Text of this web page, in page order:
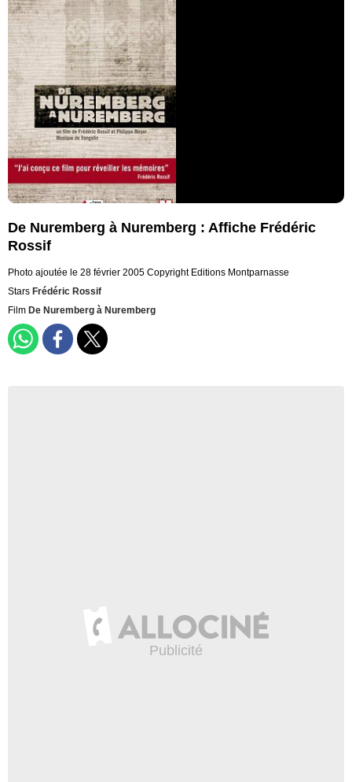
De Nuremberg à Nuremberg : Affiche Frédéric
Rossif
Photo ajoutée le 28 février 2005 Copyright Editions Montparnasse
Stars Frédéric Rossif
Film De Nuremberg à Nuremberg